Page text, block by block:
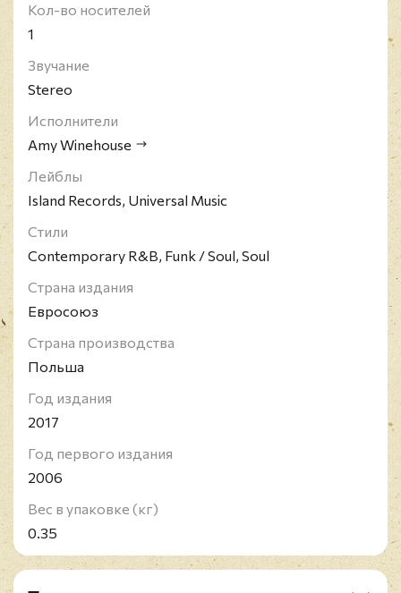
Кол-во носителей
1
Звучание
Stereo
Исполнители
Amy Winehouse
Лейблы
Island Records, Universal Music
Стили
Contemporary R&B, Funk / Soul, Soul
Страна издания
Евросоюз
Страна производства
Польша
Год издания
2017
Год первого издания
2006
Вес в упаковке (кг)
0.35